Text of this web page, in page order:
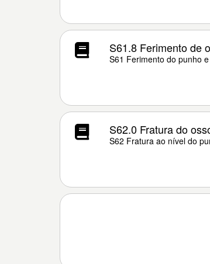
S61.8 Ferimento de
S61 Ferimento do punho
S62.0 Fratura do
S62 Fratura ao nível do